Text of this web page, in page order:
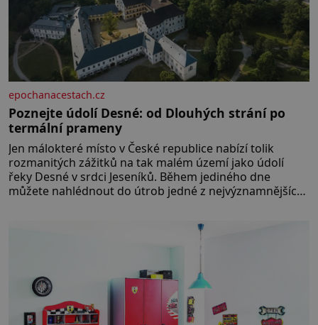
epochanacestach.cz
Poznejte údolí Desné: od Dlouhých strání po
termální prameny
Jen málokteré místo v České republice nabízí tolik
rozmanitých zážitků na tak malém území jako údolí
řeky Desné v srdci Jeseníků. Během jediného dne
můžete nahlédnout do útrob jedné z nejvýznamnějších
poznáváním památek ve Velkých Losinách nebo v